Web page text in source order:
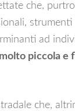
che,
strumenti
ad
piccola e
che,